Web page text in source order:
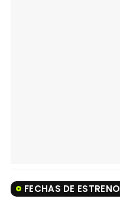
FECHAS DE ESTRENO